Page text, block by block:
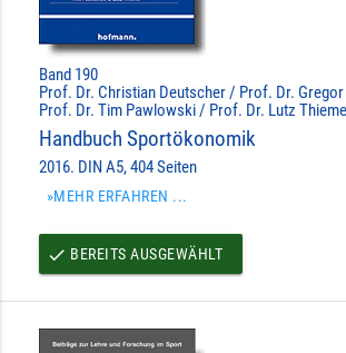
Band 190
Prof. Dr. Christian Deutscher / Prof. Dr.
Prof. Dr. Tim Pawlowski / Prof. Dr. Lutz
Handbuch Sportökonomik
2016. DIN A5, 404 Seiten
»MEHR ERFAHREN ...
done BEREITS AUSGEWÄHLT